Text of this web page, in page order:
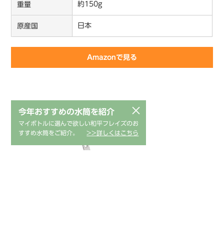
重量 約150g
原産国 日本
Amazonで見る
味道 共柄起し金105mm ×
今年おすすめの水筒を紹介
マイボトルに選んで欲しい和平フレイズのお
すすめ水筒をご紹介。
>>詳しくはこちら